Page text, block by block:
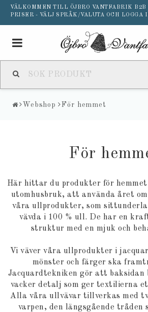
VÄLKOMMEN TILL ÖJBRO VANTFABRIK
PRISER - VÄLJ SPRÅK/VALUTA OCH LOGGA
Toggle
Webshop För hemmet
För
Här hittar du produkter för
utomhusbruk, att använda året
våra ullprodukter, som
vävda i 100 % ull. De har en
struktur med en mjuk och
Vi väver våra ullprodukter i
mönster och färger ska
Jacquardtekniken gör att baksidan
vacker detalj som ger textilierna
Alla våra ullvävar tillverkas med
varpen, den längsgående tråden